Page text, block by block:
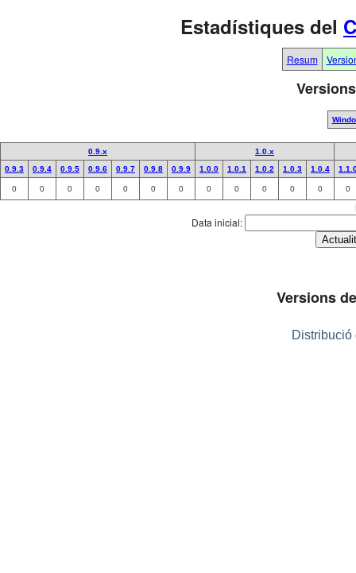
Estadístiques del
Resum
0.9.x
1.0.x
0.9.3
0.9.4 0.9.5 0.9.6 0.9.7 0.9.8 0.9.9 1.0.0 1.0.1 1.0.2 1.0.3 1.0.4
0 0 0 0 0 0 0 0 0 0 0 0 0
Data inicial:
Versions
Distribució